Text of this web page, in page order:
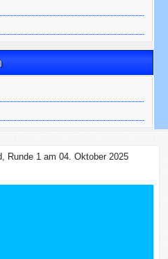
Runde 1 am 04. Oktober 2025